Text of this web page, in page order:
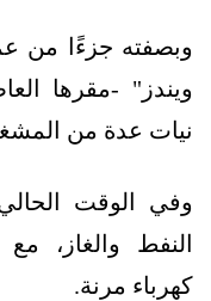
وبصفته جزءًا من
ويندز" -مقرها
نيات عدة من
وفي الوقت
النفط والغاز،
كهرباء مرنة.